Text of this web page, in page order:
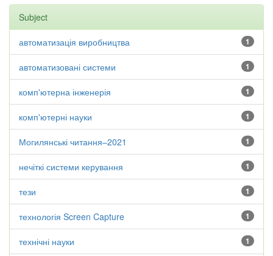
Subject
1
автоматизація виробництва
1
автоматизовані системи
1
комп'ютерна інженерія
1
комп'ютерні науки
1
Могилянські читання–2021
1
нечіткі системи керування
1
тези
1
технологія Screen Capture
1
технічні науки